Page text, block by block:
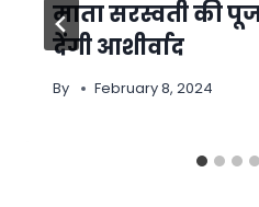
माता सरस्वती की
देंगी आशीर्वाद
By February 8, 2024